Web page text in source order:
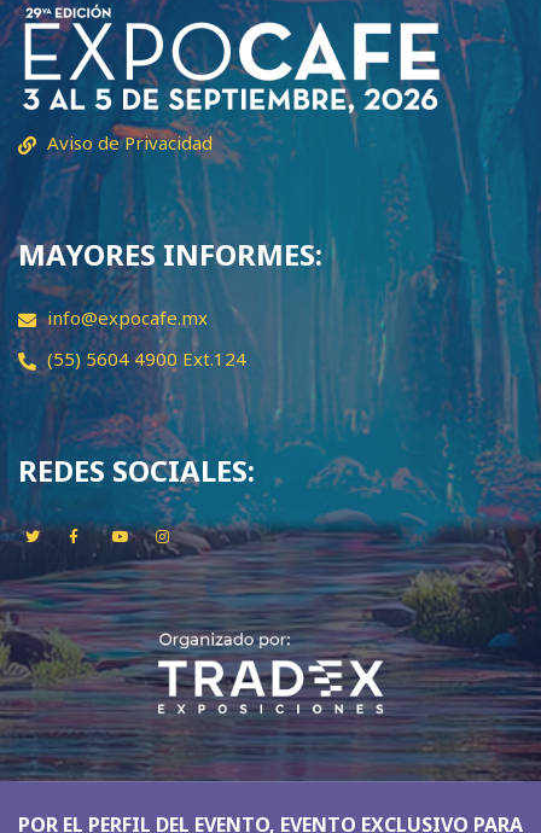
Aviso de Privacidad
MAYORES INFORMES:
info@expocafe.mx
(55) 5604 4900 Ext.124
REDES SOCIALES:
POR EL PERFIL DEL EVENTO, EVENTO EXCLUSIVO PARA